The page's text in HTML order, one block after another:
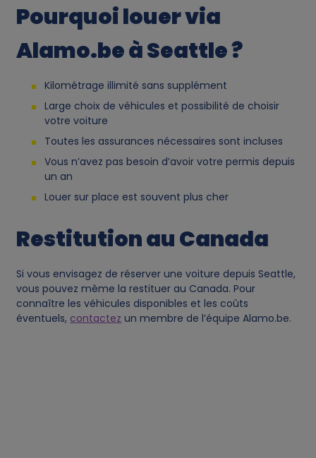
Pourquoi louer via
Alamo.be à Seattle ?
Kilométrage illimité sans supplément
Large choix de véhicules et possibilité de choisir
votre voiture
Toutes les assurances nécessaires sont incluses
Vous n’avez pas besoin d’avoir votre permis depuis
un an
Louer sur place est souvent plus cher
Restitution au Canada
Si vous envisagez de réserver une voiture depuis Seattle,
vous pouvez même la restituer au Canada. Pour
connaître les véhicules disponibles et les coûts
éventuels, contactez un membre de l’équipe Alamo.be.